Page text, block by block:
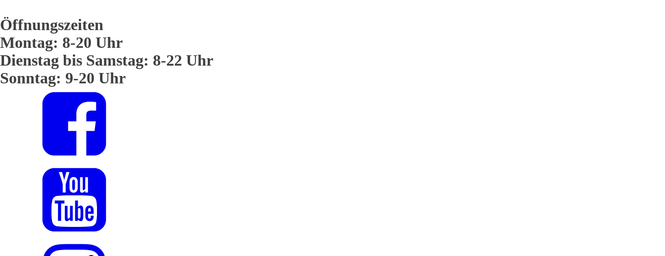
Öffnungszeiten
Montag: 8-20 Uhr
Dienstag bis Samstag: 8-22 Uhr
Sonntag: 9-20 Uhr